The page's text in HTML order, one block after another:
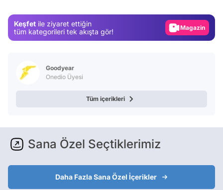
Keşfet ile ziyaret ettiğin
tüm kategorileri tek akışta gör!
Video
Goodyear
Onedio Üyesi
Tüm içerikleri
Sana Özel Seçtiklerimiz
Daha Fazla Sana Özel İçerikler